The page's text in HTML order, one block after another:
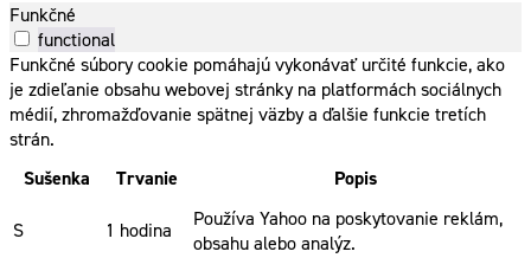
Funkčné
functional
Funkčné súbory cookie pomáhajú vykonávať určité funkcie, ako
je zdieľanie obsahu webovej stránky na platformách sociálnych
médií, zhromažďovanie spätnej väzby a ďalšie funkcie tretích
strán.
Sušenka
Trvanie Popis
S 1 hodina
Používa Yahoo na poskytovanie reklám,
obsahu alebo analýz.